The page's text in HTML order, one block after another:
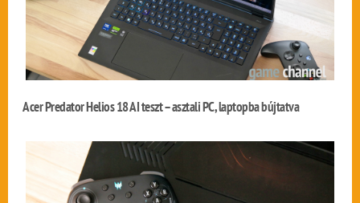
Acer Predator Helios 18 AI teszt – asztali PC, laptopba bújtatva